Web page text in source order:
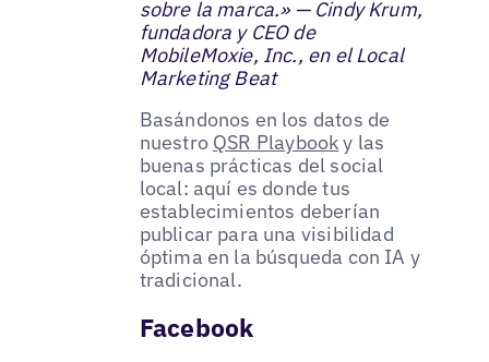
sobre la marca.» — Cindy Krum,
fundadora y CEO de
MobileMoxie, Inc., en el Local
Marketing Beat
Basándonos en los datos de
nuestro QSR Playbooky las
buenas prácticas del social
local: aquí es donde tus
establecimientos deberían
publicar para una visibilidad
óptima en la búsqueda con IA y
tradicional.
Facebook